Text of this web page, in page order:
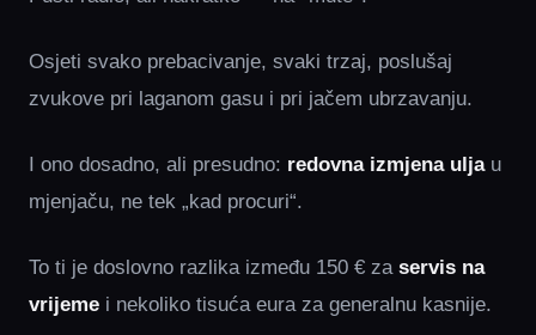
Osjeti svako prebacivanje, svaki trzaj, poslušaj
zvukove pri laganom gasu i pri jačem ubrzavanju.
I ono dosadno, ali presudno: redovna izmjena uljau
mjenjaču, ne tek „kad procuri“.
To ti je doslovno razlika između 150 € za servis na
vrijeme i nekoliko tisuća eura za generalnu kasnije.